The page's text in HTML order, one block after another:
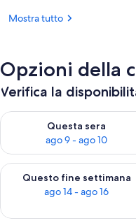
Mostra tutto
Opzioni della
Verifica la
Questa sera
ago 9 - ago 10
Verifica la disponibilità per
Questo fine settimana
ago 14 - ago 16
Verifica la disponibilità